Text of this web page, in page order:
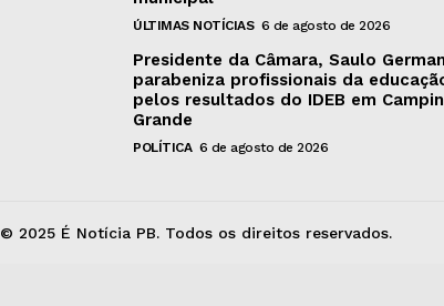
ÚLTIMAS NOTÍCIAS 6 de agosto de 2026
Presidente da Câmara, Saulo
parabeniza profissionais da
pelos resultados do IDEB em
Grande
POLÍTICA 6 de agosto de 2026
© 2025 É Notícia PB. Todos os direitos reservados.